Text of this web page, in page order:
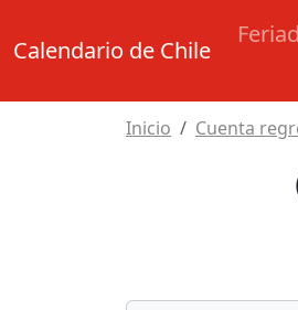
Calendario de Chile
Inicio Cuenta